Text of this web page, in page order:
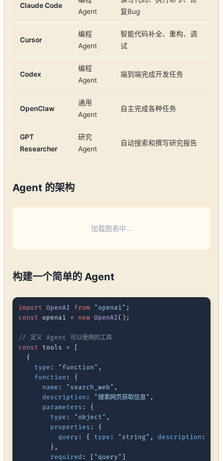
Claude Code
Agent
复Bug
Cursor
编程
Agent
智能代码补全、重构、调
试
Codex
编程
Agent
端到端完成开发任务
OpenClaw
通用
Agent
自主完成各种任务
GPT
Researcher
研究
Agent
自动搜索和撰写研究报告
Agent 的架构
加载图表中...
构建一个简单的 Agent
import OpenAI from "openai"
const openai = new OpenAI();
// 定义 Agent 可以使用的工具
const tools = [
  {
type : "function" ,
function : {
name : "search_web" ,
description : "搜索网页获取信息" ,
parameters : {
type : "object" ,
properties : {
query : { type : "string" , description :
        },
required : [ "query"